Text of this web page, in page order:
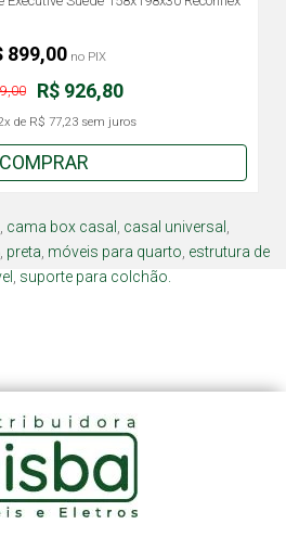
R$ 926,80
de R$ 77,23sem juros
899,00 no PIX
COMPRAR
cama box casal casal universal
preta móveis para quarto estrutura de
suporte para colchão.